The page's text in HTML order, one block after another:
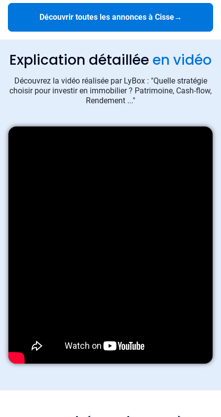
Découvrir toutes les annonces à Cisse→
Explication détaillée en vidéo
Découvrez la vidéo réalisée par LyBox : "Quelle stratégie
choisir pour investir en immobilier ? Patrimoine, Cash-flow,
Rendement ..."